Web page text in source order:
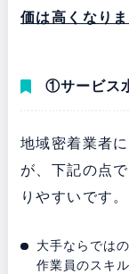
価は高くなりま
①サービス
地域密着業者
が、下記の点
りやすいです。
大手ならでは
作業員のスキ